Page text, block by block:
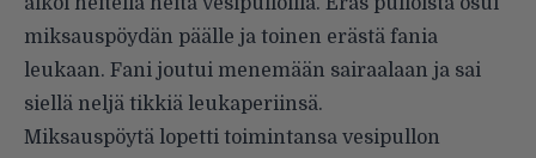
miksauspöydän päälle ja toinen erästä fania
leukaan. Fani joutui menemään sairaalaan ja sai
siellä neljä tikkiä leukaperiinsä.
Miksauspöytä lopetti toimintansa vesipullon